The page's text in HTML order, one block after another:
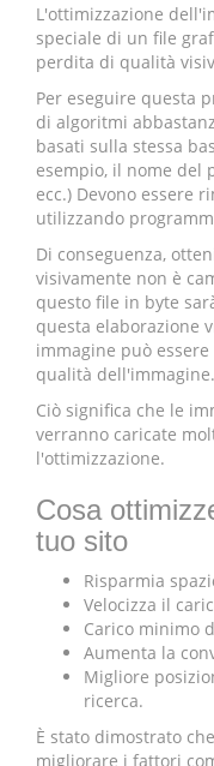
L'ottimizzazione
speciale di un file
perdita di qualità
Per eseguire questa
di algoritmi
basati sulla stessa
esempio, il nome del
ecc.) Devono essere
utilizzando
Di conseguenza,
visivamente non è
questo file in byte
questa elaborazione
immagine può
qualità dell'immagine.
Ciò significa che le
verranno caricate
l'ottimizzazione.
Cosa
tuo sito
Risparmia
Velocizza il
Carico minimo
Aumenta la
Migliore
ricerca.
È stato dimostrato
migliorare i fattori